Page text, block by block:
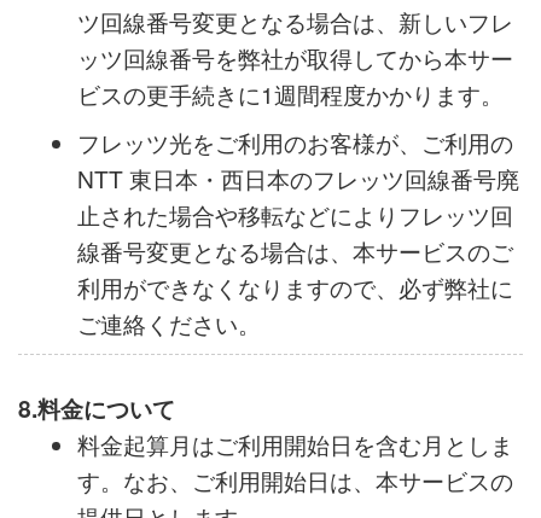
改善する場合があります。
mitene 光をご利用のお客様が移転などによ
り、ご利用のNTT 東日本・西日本のフレッ
ツ回線番号変更となる場合は、新しいフレ
ッツ回線番号を弊社が取得してから本サー
ビスの更手続きに1週間程度かかります。
フレッツ光をご利用のお客様が、ご利用の
NTT 東日本・西日本のフレッツ回線番号廃
止された場合や移転などによりフレッツ回
利用ができなくなりますので、必ず弊社に
ご連絡ください。